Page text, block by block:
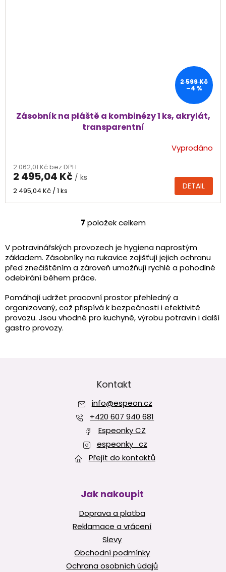
2 599 Kč
–4 %
Zásobník na pláště a kombinézy 1 ks, akrylát,
transparentní
Vyprodáno
2 062,01 Kč bez DPH
2 495,04 Kč / ks
Měrná
2 495,04 Kč / 1 ks DETAIL
O
l
á
d
í
p
r
v
i
s
u
7 položek celkem
V potravinářských provozech je hygiena naprostým
základem. Zásobníky na rukavice zajišťují jejich ochranu
před znečištěním a zároveň umožňují rychlé a pohodlné
odebírání během práce.
Pomáhají udržet pracovní prostor přehledný a
organizovaný, což přispívá k bezpečnosti i efektivitě
provozu. Jsou vhodné pro kuchyně, výrobu potravin i další
gastro provozy.
Kontakt
info@espeon.cz
+420 607 940 681
Espeonky CZ
espeonky_cz
Přejít do kontaktů
Jak nakoupit
Doprava a platba
Reklamace a vrácení
Slevy
Obchodní podmínky
Ochrana osobních údajů